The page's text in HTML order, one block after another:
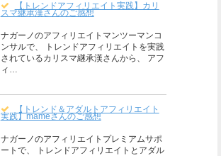
【トレンドアフィリエイト実践】カリ
スマ継承漢さんのご感想
ナガーノのアフィリエイトマンツーマンコ
ンサルで、 トレンドアフィリエイトを実践
されているカリスマ継承漢さんから、 アフ
ィ…
【トレンド＆アダルトアフィリエイト
実践】mameさんのご感想
ナガーノのアフィリエイトプレミアムサポ
ートで、 トレンドアフィリエイトとアダル